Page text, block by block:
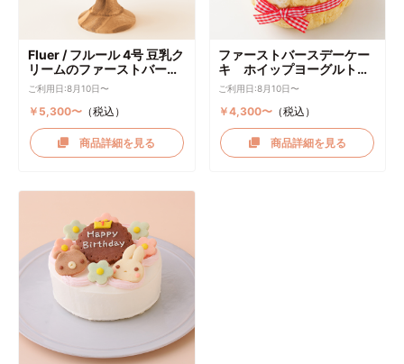
Fluer / フルール 4号 豆乳ク
リームのファーストバース
デーケーキ ケーキトッパー
付き
ご利用日:8月10日〜
￥5,300〜（税込）
商品詳細を見る
ファーストバースデーケー
キ ホイップヨーグルトク
リーム
ご利用日:8月10日〜
￥4,300〜 （税込）
商品詳細を見る